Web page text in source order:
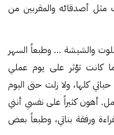
مثل أصدقائه والمقربين من
والشيشة … وطبعاً السهر
ما كانت تؤثر على يوم عملي
حياتي كلها، ولا زلت حتى اليوم
أهون كثيراً على نفسي أنني
ورفقة بناتي، وطبعاً بعض